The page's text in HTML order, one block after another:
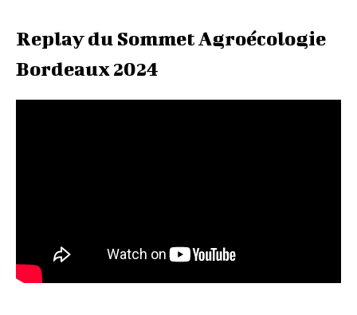
Replay du Sommet Agroécologie
Bordeaux 2024